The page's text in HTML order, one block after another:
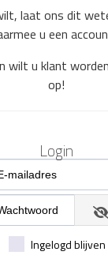
laat ons dit
u een
wilt u klant
op!
Login
Ingelogd blijven